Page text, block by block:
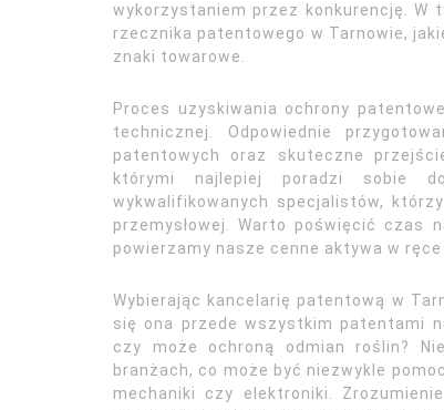
wykorzystaniem przez konkurencję. W
rzecznika patentowego w Tarnowie,
znaki towarowe.
Proces uzyskiwania ochrony
technicznej. Odpowiednie
patentowych oraz skuteczne
którymi najlepiej poradzi sobie
wykwalifikowanych specjalistów,
przemysłowej. Warto poświęcić
powierzamy nasze cenne aktywa w
Wybierając kancelarię patentową w
się ona przede wszystkim patentami
czy może ochroną odmian roślin?
branżach, co może być niezwykle
mechaniki czy elektroniki.